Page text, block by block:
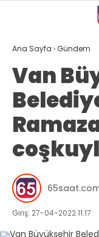
ANASAYFA
VAN
BÖLGE
GÜNDEM
EKONOMİ
Ana Sayfa ›Gündem
Van
Giriş: 27-04-2022 11:17